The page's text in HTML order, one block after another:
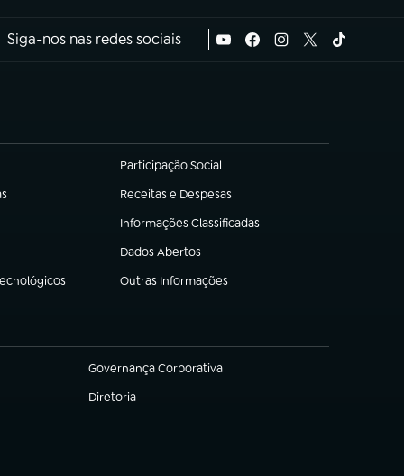
Siga-nos nas redes sociais
Participação Social
(abre em nova aba)
Receitas e Despesas
(abre em nova aba)
Informações Classificadas
(abre em nova aba)
Dados Abertos
(abre em nova aba)
Outras Informações
(abre em nova aba)
Governança Corporativa
(abre em nova aba)
Diretoria
(abre em nova aba)